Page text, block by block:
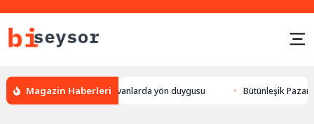
Magazin Haberleri
yön bulması, hayvanlarda yön duygusu Bütünleşik Pazarlama: